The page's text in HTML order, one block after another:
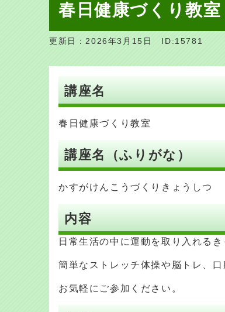
春日健康づくり教室
更新日：2026年3月15日 ID:15781
講座名
春日健康づくり教室
講座名（ふりがな）
かすがけんこうづくりきょうしつ
内容
日常生活の中に運動を取り入れる
簡単なストレッチ体操や脳トレ、
お気軽にご参加ください。